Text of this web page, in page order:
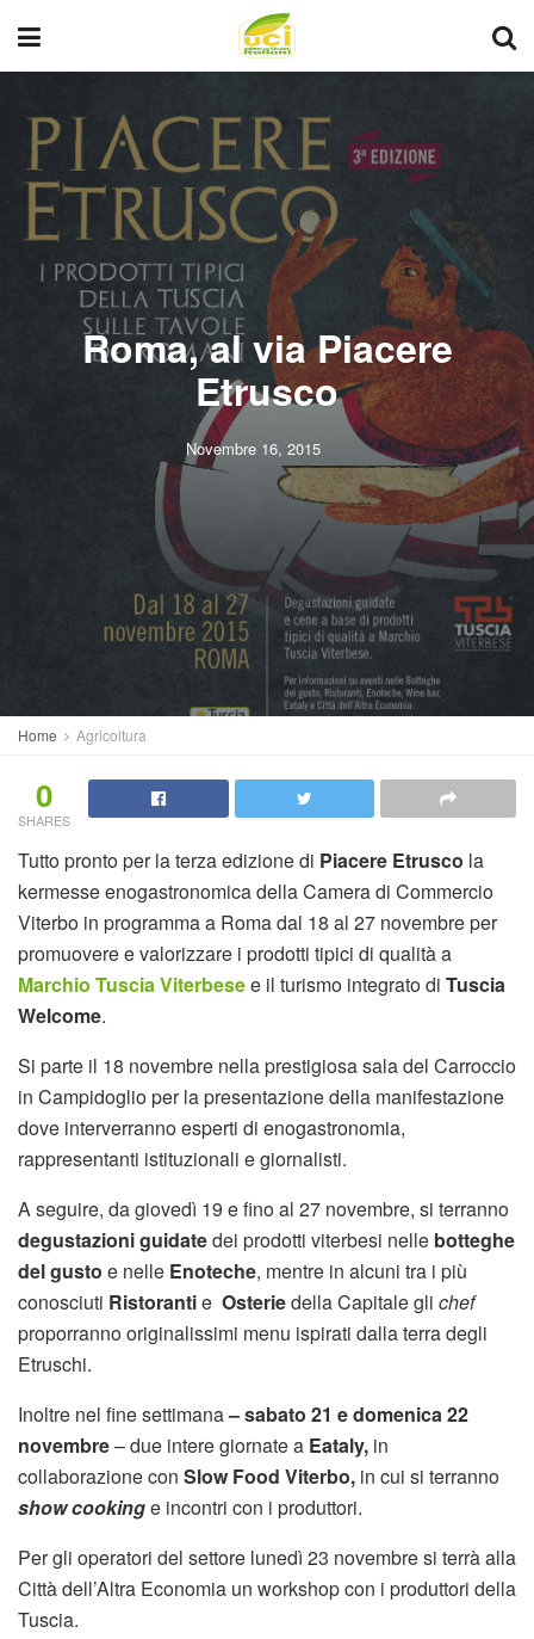
Roma, al via Piacere
Etrusco
Novembre 16, 2015
Home Agricoltura
0
SHARES
Tutto pronto per la terza edizione di Piacere Etrusco la
kermesse enogastronomica della Camera di Commercio
Viterbo in programma a Roma dal 18 al 27 novembre per
promuovere e valorizzare i prodotti tipici di qualità a
Marchio Tuscia Viterbesee il turismo integrato di Tuscia
Welcome.
Si parte il 18 novembre nella prestigiosa sala del Carroccio
in Campidoglio per la presentazione della manifestazione
dove interverranno esperti di enogastronomia,
rappresentanti istituzionali e giornalisti.
A seguire, da giovedì 19 e fino al 27 novembre, si terranno
degustazioni guidatedei prodotti viterbesi nelle botteghe
del gusto e nelle Enoteche, mentre in alcuni tra i più
conosciuti Ristorantie Osteriedella Capitale gli chef
proporranno originalissimi menu ispirati dalla terra degli
Etruschi.
Inoltre nel fine settimana– sabato 21 e domenica 22
novembre– due intere giornate a Eataly, in
collaborazione con Slow Food Viterbo, in cui si terranno
show cookinge incontri con i produttori.
Per gli operatori del settore lunedì 23 novembre si terrà alla
Città dell’Altra Economia un workshop con i produttori della
Tuscia.